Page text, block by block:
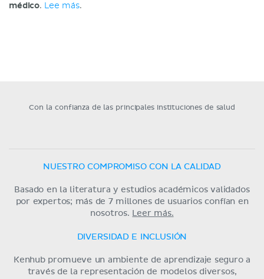
médico. Lee más.
Con la confianza de las principales instituciones de salud
NUESTRO COMPROMISO CON LA CALIDAD
Basado en la literatura y estudios académicos validados
por expertos; más de 7 millones de usuarios confían en
nosotros. Leer más.
DIVERSIDAD E INCLUSIÓN
Kenhub promueve un ambiente de aprendizaje seguro a
través de la representación de modelos diversos,